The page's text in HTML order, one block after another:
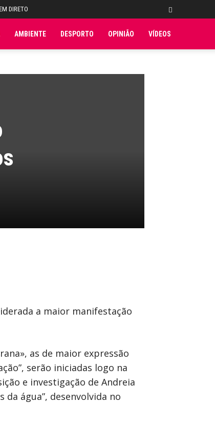
DIRETO
AMBIENTE DESPORTO OPINIÃO VÍDEOS
a maior manifestação
as de maior expressão
serão iniciadas logo na
e investigação de Andreia
água”, desenvolvida no